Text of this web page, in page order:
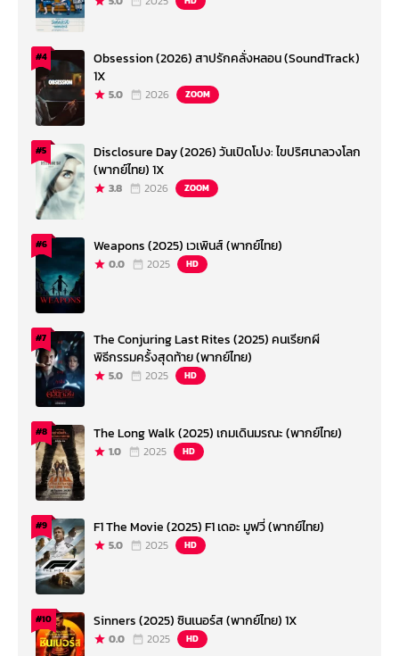
#4
Obsession (2026) สาปรักคลั่งหลอน (SoundTrack)
1X
5.0 2026 ZOOM
#5
Disclosure Day (2026) วันเปิดโปง: ไขปริศนาลวงโลก
(พากย์ไทย) 1X
3.8 2026 ZOOM
#6 Weapons (2025) เวเพินส์ (พากย์ไทย)
0.0 2025 HD
#7
The Conjuring Last Rites (2025) คนเรียกผี
พิธีกรรมครั้งสุดท้าย (พากย์ไทย)
5.0 2025 HD
#8 The Long Walk (2025) เกมเดินมรณะ (พากย์ไทย)
1.0 2025 HD
#9 F1 The Movie (2025) F1 เดอะ มูฟวี่ (พากย์ไทย)
5.0 2025 HD
#10 Sinners (2025) ซินเนอร์ส (พากย์ไทย) 1X
0.0 2025 HD